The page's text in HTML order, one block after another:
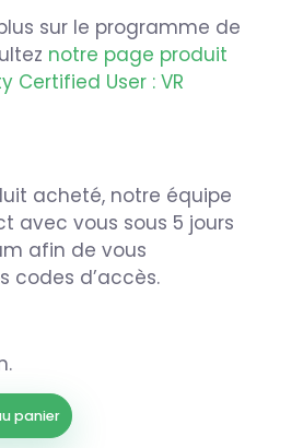
sur le programme de
notre page produit
Certified User : VR
acheté, notre équipe
avec vous sous 5 jours
afin de vous
codes d’accès.
panier